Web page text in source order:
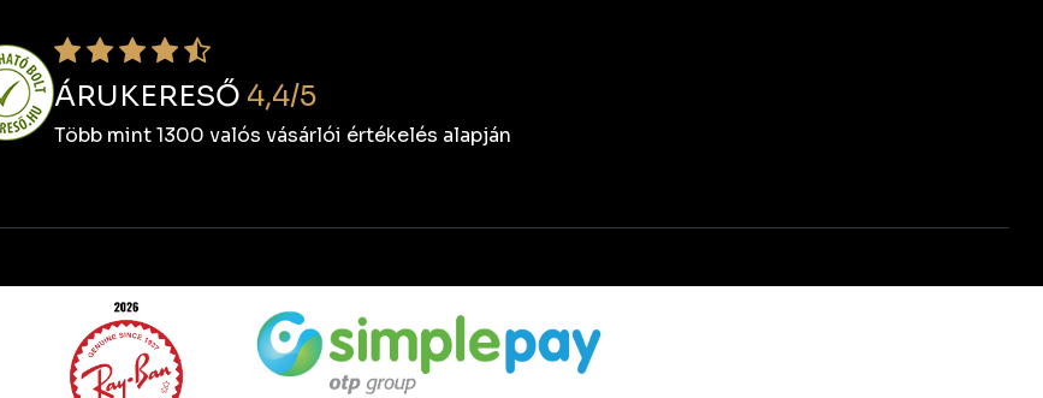
ÁRUKERESŐ 4,4/5
Több mint 1300 valós vásárlói értékelés alapján